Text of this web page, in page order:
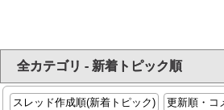
全カテゴリ - 新着トピック順
スレッド作成順(新着トピック)
更新順・コ